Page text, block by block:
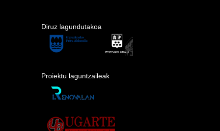
Diruz lagundutakoa
Proiektu laguntzaileak